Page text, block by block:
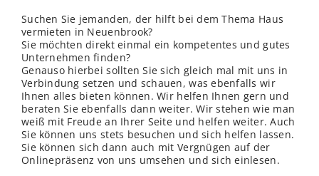
Suchen Sie jemanden, der hilft bei dem Thema Haus
vermieten in Neuenbrook?
Sie möchten direkt einmal ein kompetentes und gutes
Unternehmen finden?
Genauso hierbei sollten Sie sich gleich mal mit uns in
Verbindung setzen und schauen, was ebenfalls wir
Ihnen alles bieten können. Wir helfen Ihnen gern und
beraten Sie ebenfalls dann weiter. Wir stehen wie man
weiß mit Freude an Ihrer Seite und helfen weiter. Auch
Sie können uns stets besuchen und sich helfen lassen.
Sie können sich dann auch mit Vergnügen auf der
Onlinepräsenz von uns umsehen und sich einlesen.